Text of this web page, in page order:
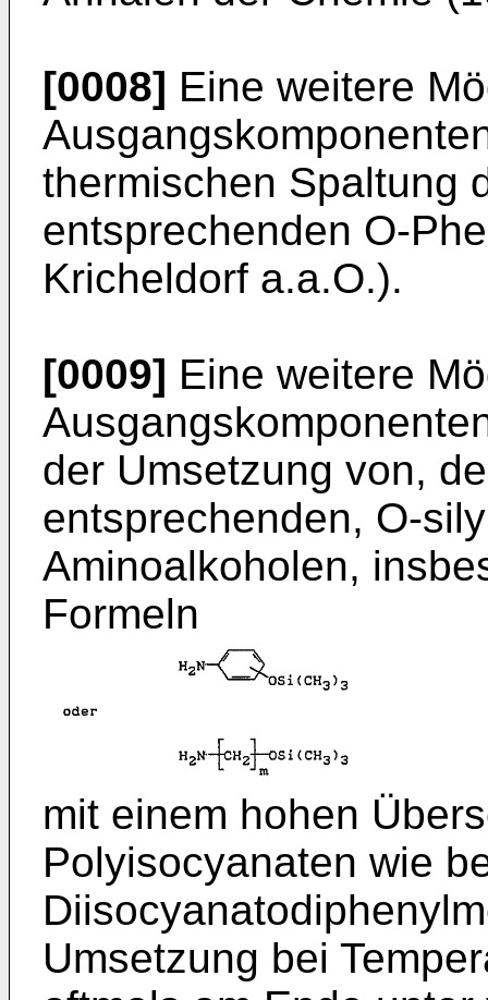
[0008] Eine weitere
thermischen Spaltung
entsprechenden O-
Kricheldorf a.a.O.).
[0009] Eine weitere
der Umsetzung von,
entsprechenden, O-
Aminoalkoholen,
Formeln
mit einem hohen
Polyisocyana­ten wie
Umsetzung bei